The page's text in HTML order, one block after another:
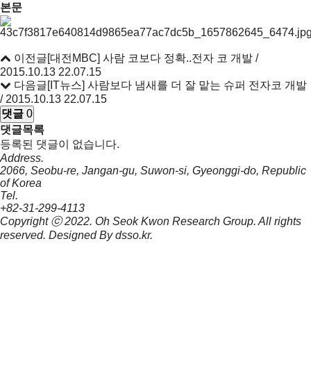
본문
이전글[대전MBC] 사람 코보다 정확..전자 코 개발 /
2015.10.13 22.07.15
다음글[IT뉴스] 사람보다 냄새를 더 잘 맡는 슈퍼 전자코 개발
/ 2015.10.13 22.07.15
댓글 0
댓글목록
등록된 댓글이 없습니다.
Address.
2066, Seobu-re, Jangan-gu, Suwon-si, Gyeonggi-do, Republic
of Korea
Tel.
+82-31-299-4113
Copyright ⓒ 2022. Oh Seok Kwon Research Group. All rights
reserved. Designed Bydsso.kr.